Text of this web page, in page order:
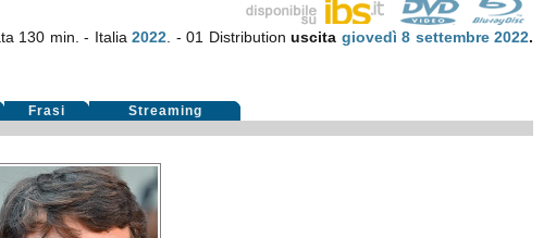
130 min. - Italia2022 . - 01 Distributionuscita giovedì 8 settembre 2022.
Frasi Streaming